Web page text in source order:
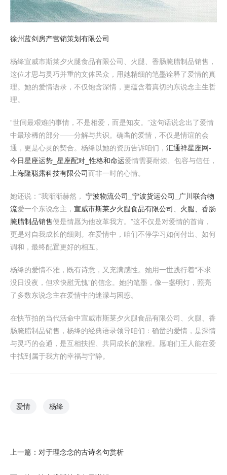
徐州蓝剑房产营销策划有限公司
杨绛宣威市斯莱夕火腿食品有限公司、火腿、香肠腌腊制品销售，
这位才思与灵巧并重的文体民众，用她精细的笔墨诠释了爱情的真
理。她的爱情语录，不仅饱含深情，更蕴含着真切的东说念主生哲
理。
“世间最艰难的事情，不是相爱，而是知友。”这句话说念出了爱情
中最珍稀的部分——分解与共识。确凿的爱情，不仅是情谊的会
通，更是心灵的契合。杨绛以她的资历告诉咱们， 汇通祥星座网-
今日星座运势_星座配对_性格和命运爱情需要耐烦、包容与信任，
上海隆聪露科技有限公司而非一时的心情。
她还说：“我渐渐赫然， 宁波物流公司_宁波货运公司_广川联合物
流爱一个东说念主， 宣威市斯莱夕火腿食品有限公司、火腿、香肠
腌腊制品销售便是情愿为他改革我方。”这不仅是对爱情的首肯，
更是对自我成长的细则。在爱情中，咱们不停学习如何付出、如何
调和，最终配置更好的相互。
杨绛的爱情不雅，既有诗意，又充满感性。她用一世践行着“不求
没日没夜，但求快慰无愧”的信念。她的笔墨，像一盏明灯，照亮
了多数东说念主在爱情中的迷濛与困惑。
在快节拍的当代活命中宣威市斯莱夕火腿食品有限公司、火腿、香
肠腌腊制品销售，杨绛的经典语录领导咱们：确凿的爱情，是深情
与灵巧的会通，是互相扶捏、共同成长的旅程。愿咱们王人能在爱
中找到属于我方的幸福与宁静。
爱情 杨绛
上一篇： 对于理念念的古诗名句赏析